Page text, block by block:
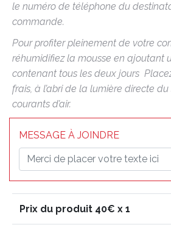
le numéro de téléphone du
commande.
Pour profiter pleinement de votre
réhumidifiez la mousse en ajoutant
contenant tous les deux jours
frais, à l’abri de la lumière directe
courants d’air.
MESSAGE À JOINDRE
Prix du produit 40€ x 1